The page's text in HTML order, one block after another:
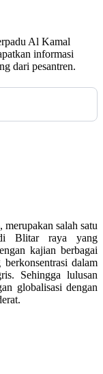
Al Kamal
informasi
dari pesantren.
salah satu
Blitar raya yang
kajian berbagai
dalam
Sehingga lulusan
globalisasi dengan